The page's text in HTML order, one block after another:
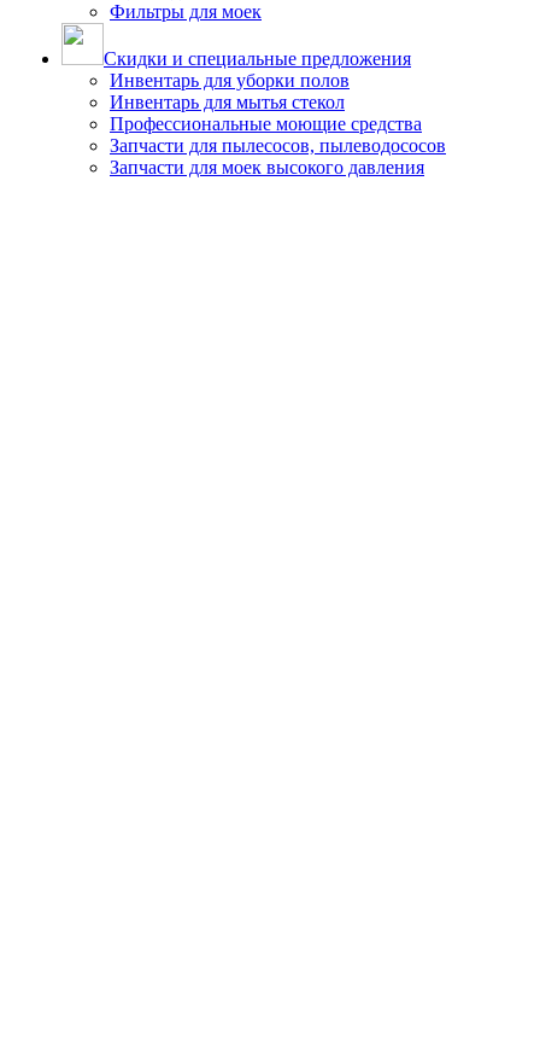
Фильтры для моек
Скидки и специальные предложения
Инвентарь для уборки полов
Инвентарь для мытья стекол
Профессиональные моющие средства
Запчасти для пылесосов, пылеводососов
Запчасти для моек высокого давления